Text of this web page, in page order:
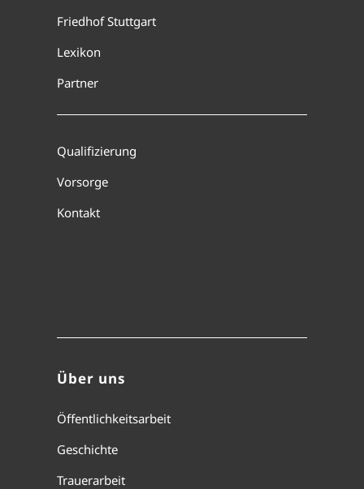
Friedhof Stuttgart
Lexikon
Partner
Qualifizierung
Vorsorge
Kontakt
Über uns
Öffentlichkeitsarbeit
Geschichte
Trauerarbeit